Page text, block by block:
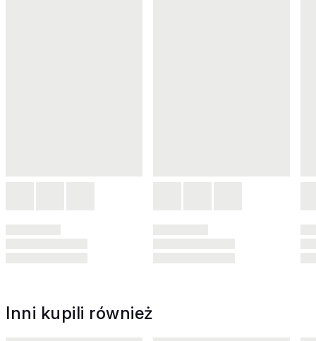
Inni kupili również